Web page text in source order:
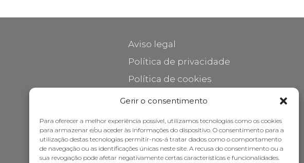
Gerir o consentimento
Para oferecer a melhor experiência possível, utilizamos tecnologias como os cookies
para armazenar e/ou aceder às informações do dispositivo. O consentimento para a
utilização destas tecnologias permitir-nos-á tratar dados como o comportamento
de navegação ou as identificações únicas neste site. A recusa do consentimento ou a
sua revogação pode afetar negativamente certas características e funcionalidades.
Aviso legal
Política de privacidade
Política de cookies
Cuidar do seu móvel